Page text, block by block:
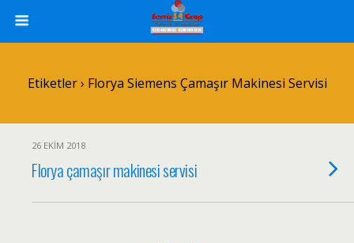
Etiketler › Florya Siemens Çamaşır Makinesi Servisi
26 EKIM 2018
Florya çamaşır makinesi servisi